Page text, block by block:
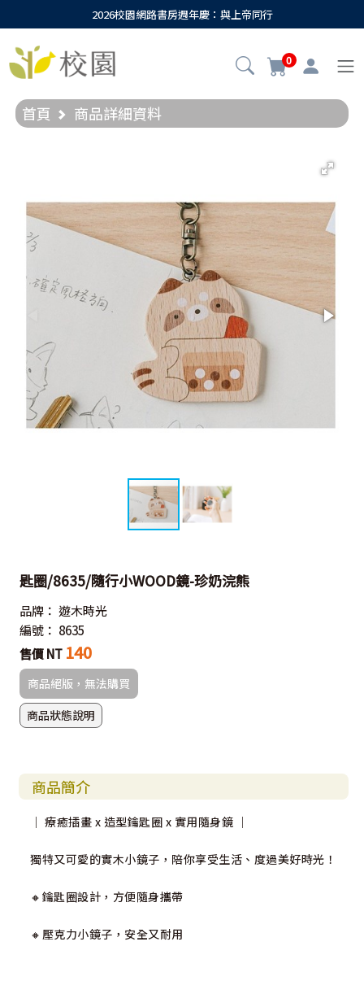
2026校園網路書房週年慶：與上帝同行
0
首頁 商品詳細資料
匙圈/8635/隨行小WOOD鏡-珍奶浣熊
品牌： 遊木時光
編號： 8635
售價 NT 140
商品絕版，無法購買
商品狀態說明
商品簡介
｜ 療癒插畫 x 造型鑰匙圈 x 實用隨身鏡 ｜
獨特又可愛的實木小鏡子，陪你享受生活、度過美好時光！
🔸鑰匙圈設計，方便隨身攜帶
🔸壓克力小鏡子，安全又耐用